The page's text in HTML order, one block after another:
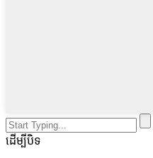
ដើម្បីបិទ